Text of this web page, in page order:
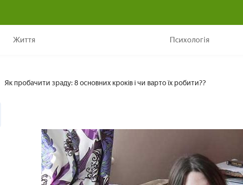
Життя Психологія
Як пробачити зраду: 8 основних кроків і чи варто їх робити??